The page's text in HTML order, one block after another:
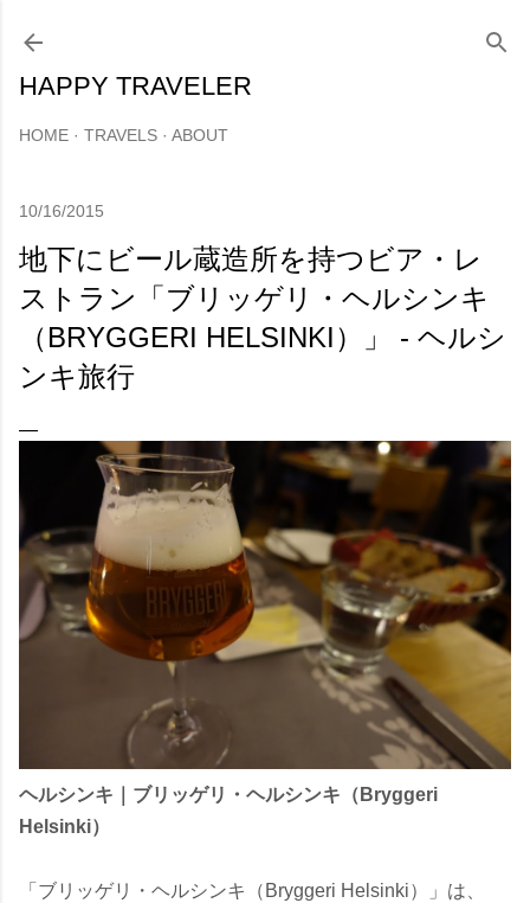
HAPPY TRAVELER
HOME TRAVELS ABOUT
10/16/2015
地下にビール蔵造所を持つビア・レ
ストラン「ブリッゲリ・ヘルシンキ
（BRYGGERI HELSINKI）」 - ヘルシ
ンキ旅行
ヘルシンキ｜ ブリッゲリ・ヘルシンキ（Bryggeri
Helsinki）
「ブリッゲリ・ヘルシンキ（Bryggeri Helsinki）」は、